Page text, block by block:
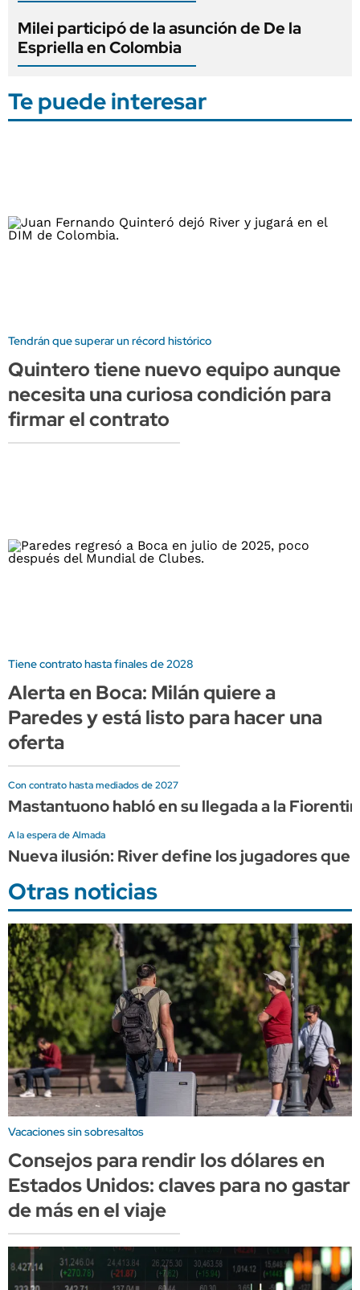
Milei participó de la asunción de De la
Espriella en Colombia
Te puede interesar
Tendrán que superar un récord histórico
Quintero tiene nuevo equipo aunque
necesita una curiosa condición para
firmar el contrato
Tiene contrato hasta finales de 2028
Alerta en Boca: Milán quiere a
Paredes y está listo para hacer una
oferta
Con contrato hasta mediados de 2027
Mastantuono habló en su llegada a la
A la espera de Almada
Nueva ilusión: River define los jugadores que
Otras noticias
Vacaciones sin sobresaltos
Consejos para rendir los dólares en
Estados Unidos: claves para no gastar
de más en el viaje